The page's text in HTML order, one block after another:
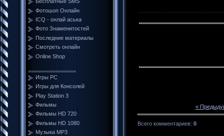
Фотошоп Онлайн
ICQ - онлай аська
Фото Знаменитостей
Последние материалы
Смотреть онлайн
Online Shop
================
Игры PC
Игры для Консолей
Play Station 3
Фильмы
Фильмы HD 720
Фильмы HD 1080
Музыка MP3
«
Всего комментариев: 0